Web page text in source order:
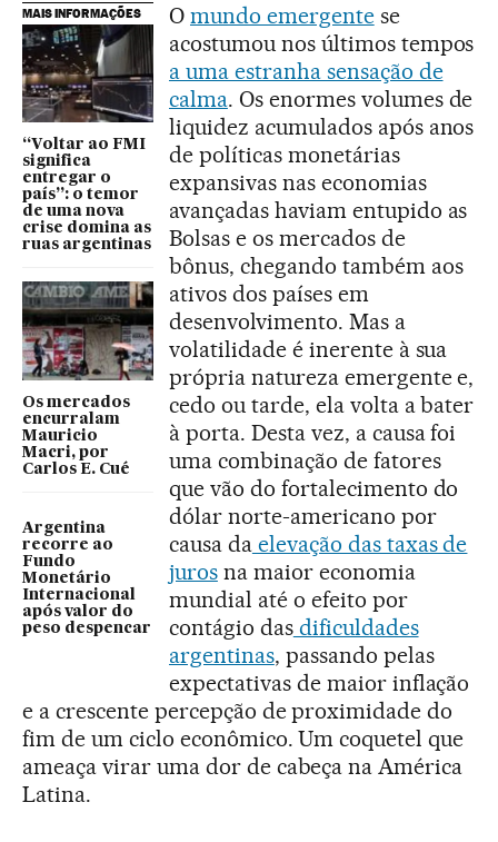
MAIS INFORMAÇÕES
“Voltar ao FMI
significa
entregar o
país”: o temor
de uma nova
crise domina as
ruas argentinas
Os mercados
encurralam
Mauricio
Macri, por
Carlos E. Cué
Argentina
recorre ao
Fundo
Monetário
Internacional
após valor do
peso despencar
O mundo emergentese
acostumou nos últimos tempos
a uma estranha sensação de
calma. Os enormes volumes de
liquidez acumulados após anos
de políticas monetárias
expansivas nas economias
avançadas haviam entupido as
Bolsas e os mercados de
bônus, chegando também aos
ativos dos países em
desenvolvimento. Mas a
volatilidade é inerente à sua
própria natureza emergente e,
cedo ou tarde, ela volta a bater
à porta. Desta vez, a causa foi
uma combinação de fatores
que vão do fortalecimento do
dólar norte-americano por
causa daelevação das taxas de
jurosna maior economia
mundial até o efeito por
contágio dasdificuldades
argentinas, passando pelas
expectativas de maior inflação
e a crescente percepção de proximidade do
fim de um ciclo econômico. Um coquetel que
ameaça virar uma dor de cabeça na América
Latina.